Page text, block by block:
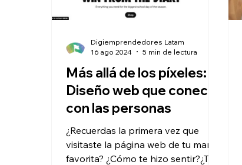
Más allá de los píxeles:
Diseño web que conecta
con las personas
¿Recuerdas la primera vez que
visitaste la página web de tu marca
favorita? ¿Cómo te hizo sentir?¿Te
Digiemprendedores Latam
16 ago 2024
5 min de lectura